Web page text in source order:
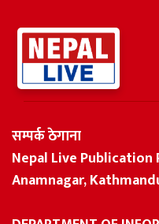
सम्पर्क ठेगाना
Nepal Live Publication
Anamnagar,